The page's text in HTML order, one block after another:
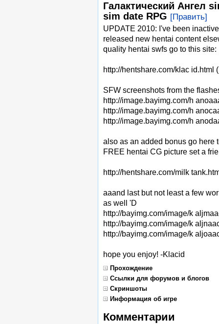
Галактический Ангел
sim date RPG [Править]
UPDATE 2010: I've been
released new hentai content
quality hentai swfs go to this site:
http://hentshare.com/klac id.html
SFW screenshots from the
http://image.bayimg.com/h
http://image.bayimg.com/h
http://image.bayimg.com/h
also as an added bonus go here
FREE hentai CG picture set a
http://hentshare.com/milk
aaand last but not least a few
as well 'D
http://bayimg.com/image/k
http://bayimg.com/image/k
http://bayimg.com/image/k
hope you enjoy! -Klacid
Прохождение
Ссылки для форумов и блогов
Скриншоты
Информация об игре
Комментарии